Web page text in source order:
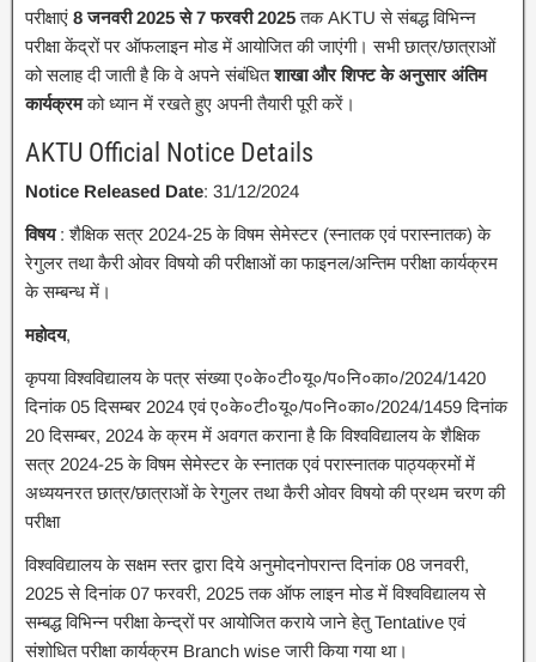
परीक्षाएं 8 जनवरी 2025 से 7 फरवरी 2025तक AKTU से संबद्ध विभिन्न
परीक्षा केंद्रों पर ऑफलाइन मोड में आयोजित की जाएंगी। सभी छात्र/छात्राओं
को सलाह दी जाती है कि वे अपने संबंधितशाखा और शिफ्ट के अनुसार अंतिम
कार्यक्रमको ध्यान में रखते हुए अपनी तैयारी पूरी करें।
AKTU Official Notice Details
Notice Released Date: 31/12/2024
विषय: शैक्षिक सत्र 2024-25 के विषम सेमेस्टर (स्नातक एवं परास्नातक) के
रेगुलर तथा कैरी ओवर विषयो की परीक्षाओं का फाइनल/अन्तिम परीक्षा कार्यक्रम
के सम्बन्ध में।
महोदय,
कृपया विश्वविद्यालय के पत्र संख्या ए०के०टी०यू०/प०नि०का०/2024/1420
दिनांक 05 दिसम्बर 2024 एवं ए०के०टी०यू०/प०नि०का०/2024/1459 दिनांक
20 दिसम्बर, 2024 के क्रम में अवगत कराना है कि विश्वविद्यालय के शैक्षिक
सत्र 2024-25 के विषम सेमेस्टर के स्नातक एवं परास्नातक पाठ्यक्रमों में
अध्ययनरत छात्र/छात्राओं के रेगुलर तथा कैरी ओवर विषयो की प्रथम चरण की
परीक्षा
विश्वविद्यालय के सक्षम स्तर द्वारा दिये अनुमोदनोपरान्त दिनांक 08 जनवरी,
2025 से दिनांक 07 फरवरी, 2025 तक ऑफ लाइन मोड में विश्वविद्यालय से
सम्बद्ध विभिन्न परीक्षा केन्द्रों पर आयोजित कराये जाने हेतु Tentative एवं
संशोधित परीक्षा कार्यक्रम Branch wise जारी किया गया था।